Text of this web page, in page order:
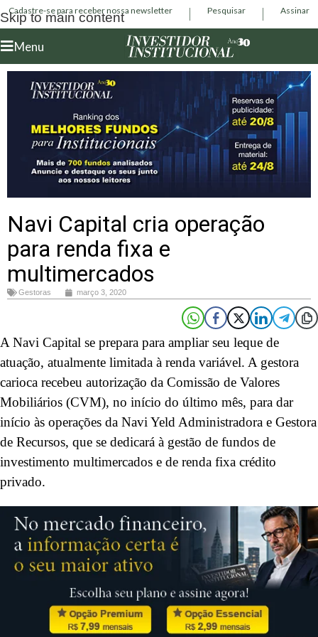
Skip to main content
Cadastre-se para receber nossa newsletter Pesquisar Assinar
Menu
Navi Capital cria operação
para renda fixa e
multimercados
Gestoras março 3, 2020
A Navi Capital se prepara para ampliar seu leque de
atuação, atualmente limitada à renda variável. A gestora
carioca recebeu autorização da Comissão de Valores
Mobiliários (CVM), no início do último mês, para dar
início às operações da Navi Yeld Administradora e Gestora
de Recursos, que se dedicará à gestão de fundos de
investimento multimercados e de renda fixa crédito
privado.